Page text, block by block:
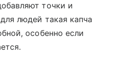
точки и
людей такая капча
особенно если